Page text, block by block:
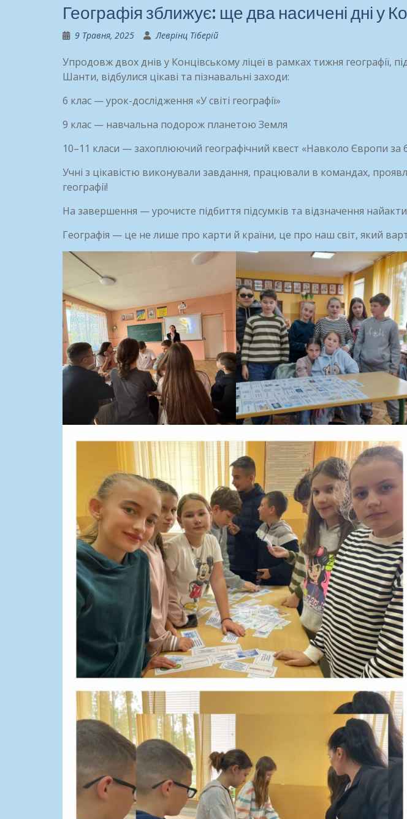
Географія зближує: ще два насичені дні у
9 Травня, 2025 Леврінц Тіберій
Упродовж двох днів у Концівському ліцеї в рамках тижня географії,
Шанти, відбулися цікаві та пізнавальні заходи:
6 клас — урок-дослідження «У світі географії»
9 клас — навчальна подорож планетою Земля
10–11 класи — захоплюючий географічний квест «Навколо Європи за
Учні з цікавістю виконували завдання, працювали в командах,
географії!
На завершення — урочисте підбиття підсумків та відзначення
Географія — це не лише про карти й країни, це про наш світ, який